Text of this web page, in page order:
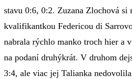
stavu 0:6, 0:2. Zuzana Zlochová si
kvalifikantkou Federicou di
nabrala rýchlo manko troch hier a
na podaní druhýkrát. V druhom
3:4, ale viac jej Talianka